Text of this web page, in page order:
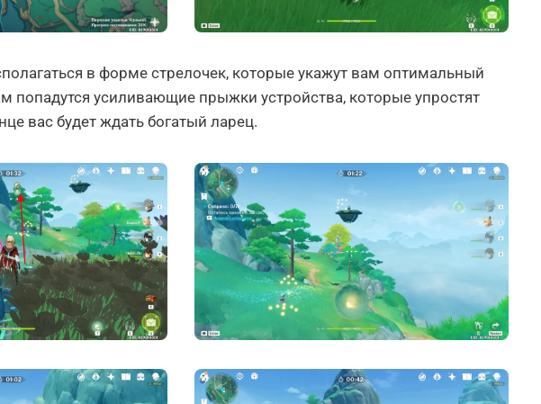
в форме стрелочек, которые укажут вам оптимальный
попадутся усиливающие прыжки устройства, которые упростят
вас будет ждать богатый ларец.